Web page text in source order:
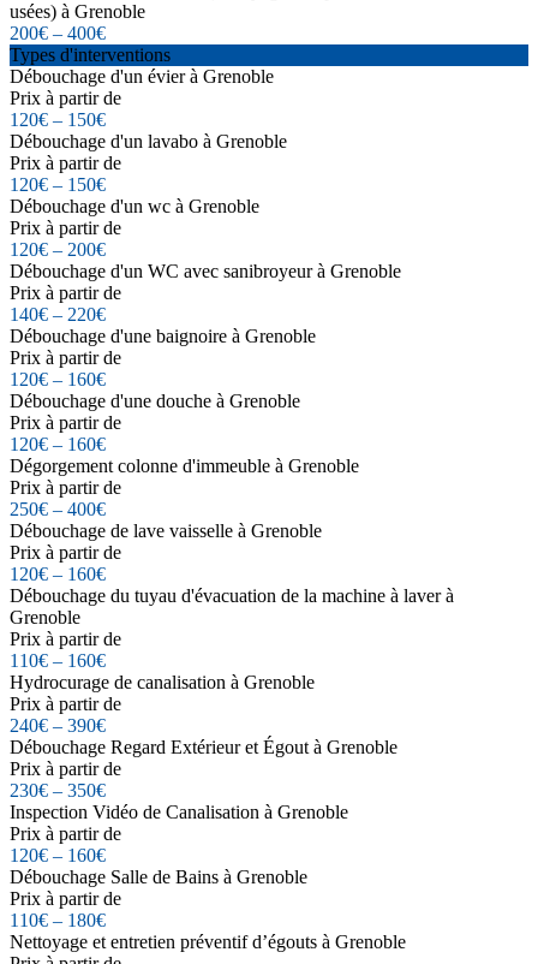
usées) à Grenoble
200€ – 400€
Types d'interventions
Débouchage d'un évier à Grenoble
Prix à partir de
120€ – 150€
Débouchage d'un lavabo à Grenoble
Prix à partir de
120€ – 150€
Débouchage d'un wc à Grenoble
Prix à partir de
120€ – 200€
Débouchage d'un WC avec sanibroyeur à Grenoble
Prix à partir de
140€ – 220€
Débouchage d'une baignoire à Grenoble
Prix à partir de
120€ – 160€
Débouchage d'une douche à Grenoble
Prix à partir de
120€ – 160€
Dégorgement colonne d'immeuble à Grenoble
Prix à partir de
250€ – 400€
Débouchage de lave vaisselle à Grenoble
Prix à partir de
120€ – 160€
Débouchage du tuyau d'évacuation de la machine à laver à
Grenoble
Prix à partir de
110€ – 160€
Hydrocurage de canalisation à Grenoble
Prix à partir de
240€ – 390€
Débouchage Regard Extérieur et Égout à Grenoble
Prix à partir de
230€ – 350€
Inspection Vidéo de Canalisation à Grenoble
Prix à partir de
120€ – 160€
Débouchage Salle de Bains à Grenoble
Prix à partir de
110€ – 180€
Nettoyage et entretien préventif d’égouts à Grenoble